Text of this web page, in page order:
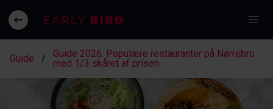
Guide
Guide 2026: Populære restauranter på Nørrebro
med 1/3 skåret af prisen